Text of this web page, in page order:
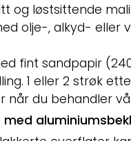
og løstsittende
olje-, alkyd- eller
fint sandpapir
1 eller 2 strøk
når du behandler